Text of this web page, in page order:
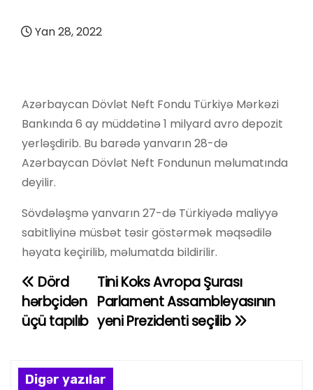
Yan 28, 2022
Azərbaycan Dövlət Neft Fondu Türkiyə Mərkəzi
Bankında 6 ay müddətinə 1 milyard avro depozit
yerləşdirib. Bu barədə yanvarın 28-də
Azərbaycan Dövlət Neft Fondunun məlumatında
deyilir.
Sövdələşmə yanvarın 27-də Türkiyədə maliyyə
sabitliyinə müsbət təsir göstərmək məqsədilə
həyata keçirilib, məlumatda bildirilir.
Y
a
ı
Tini Koks Avropa Şurası
Parlament Assambleyasının
yeni Prezidenti seçilib
Dörd
hərbçidən
üçü tapılıb
Digər yazılar